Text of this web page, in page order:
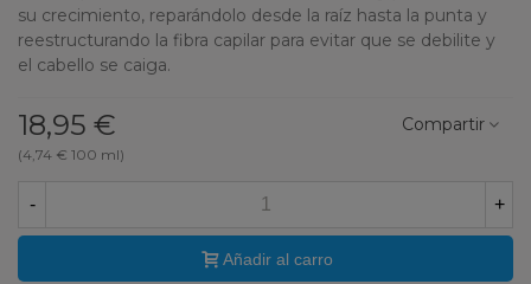
su crecimiento, reparándolo desde la raíz hasta la punta y
reestructurando la fibra capilar para evitar que se debilite y
el cabello se caiga.
18,95 €
(4,74 € 100 ml)
Compartir
- +
Añadir al carro